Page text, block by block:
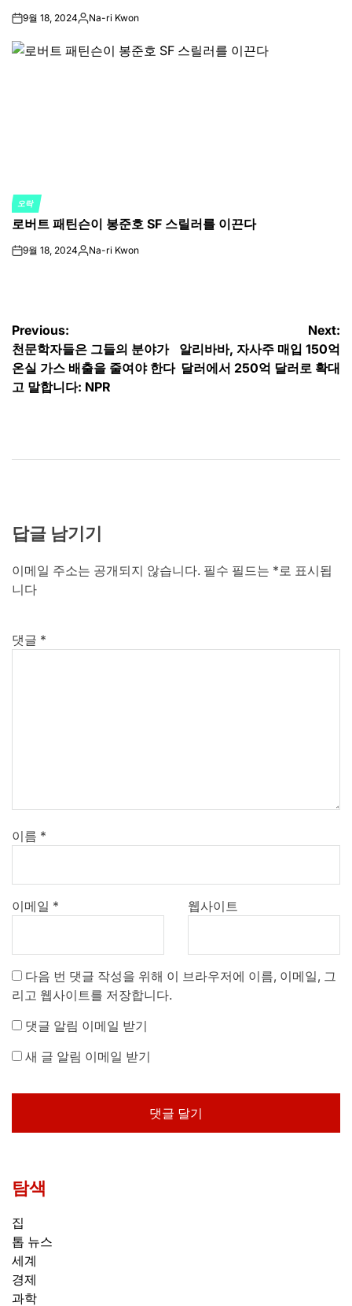
on9월 18, 2024Posted
Na-ri Kwon
POSTED
IN
오락
로버트 패틴슨이 봉준호 SF 스릴러를 이끈다
on9월 18, 2024Posted
Na-ri Kwon
글
탐
색
Previous:
천문학자들은 그들의 분야가
온실 가스 배출을 줄여야 한다
고 말합니다: NPR
Next:
알리바바, 자사주 매입 150억
달러에서 250억 달러로 확대
답글 남기기
이메일 주소는 공개되지 않습니다. 필수 필드는 * 로 표시됩
니다
댓글 *
이름 *
이메일 * 웹사이트
다음 번 댓글 작성을 위해 이 브라우저에 이름, 이메일, 그
리고 웹사이트를 저장합니다.
댓글 알림 이메일 받기
새 글 알림 이메일 받기
탐색
집
톱 뉴스
세계
경제
과학